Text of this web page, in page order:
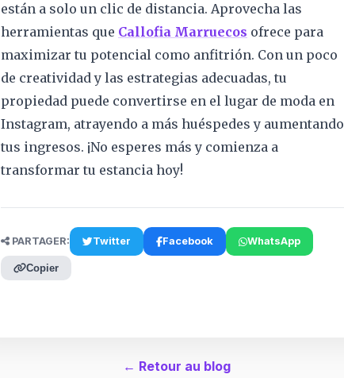
están a solo un clic de distancia. Aprovecha las
herramientas que Callofia Marruecos ofrece para
maximizar tu potencial como anfitrión. Con un poco
de creatividad y las estrategias adecuadas, tu
propiedad puede convertirse en el lugar de moda en
Instagram, atrayendo a más huéspedes y aumentando
tus ingresos. ¡No esperes más y comienza a
transformar tu estancia hoy!
PARTAGER: Twitter Facebook WhatsApp
Copier
← Retour au blog